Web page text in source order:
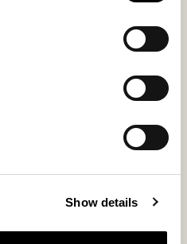
Show details
Chaussons Varberg, tailles
Ballerines souples en peau de